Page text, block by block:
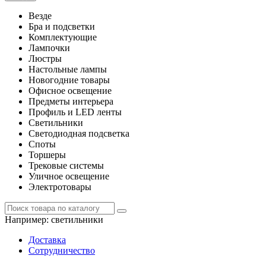
Везде
Бра и подсветки
Комплектующие
Лампочки
Люстры
Настольные лампы
Новогодние товары
Офисное освещение
Предметы интерьера
Профиль и LED ленты
Светильники
Светодиодная подсветка
Споты
Торшеры
Трековые системы
Уличное освещение
Электротовары
Например: светильники
Доставка
Сотрудничество